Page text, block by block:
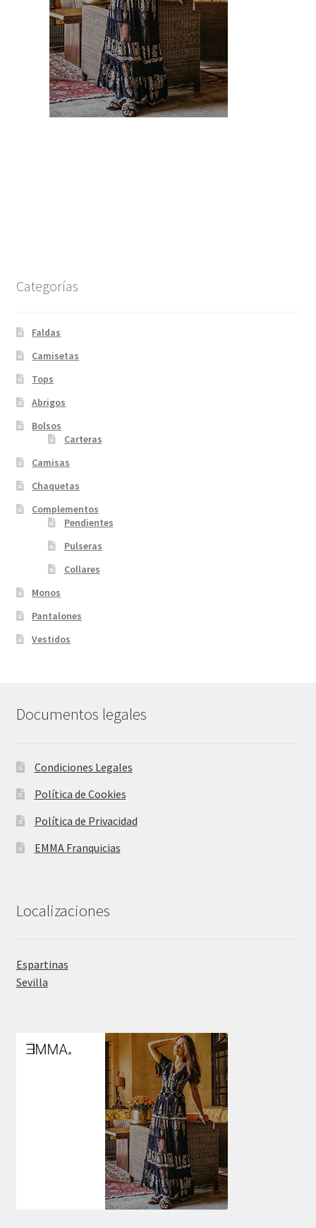
Categorías
Faldas
Camisetas
Tops
Abrigos
Bolsos
Carteras
Camisas
Chaquetas
Complementos
Pendientes
Pulseras
Collares
Monos
Pantalones
Vestidos
Documentos legales
Condiciones Legales
Política de Cookies
Política de Privacidad
EMMA Franquicias
Localizaciones
Espartinas
Sevilla